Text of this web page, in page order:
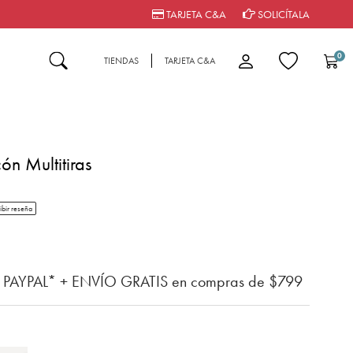
TARJETA C&A SOLICÍTALA
TIENDAS TARJETA C&A 0
Multitiras
cliente
rating
reseña
+ ENVÍO GRATIS en compras de $799